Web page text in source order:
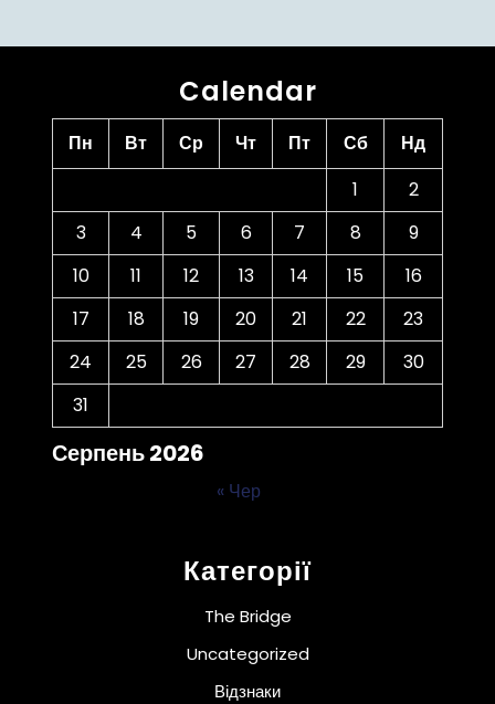
Calendar
Серпень 2026
Пн Вт Ср Чт Пт Сб
Нд
1
2
3
4 5 6 7 8
9
10
11 12 13 14 15
16
17
18 19 20 21 22
23
24
25 26 27 28 29
30
31
« Чер
Категорії
The Bridge
Uncategorized
Відзнаки